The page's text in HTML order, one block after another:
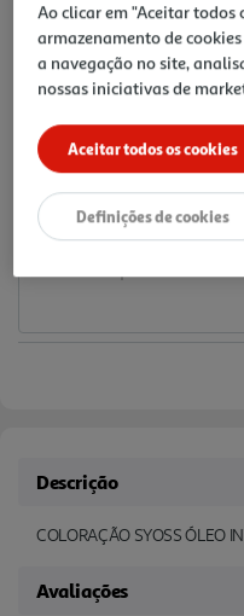
para
a
mesma
página.
-39%
7,49 €
Promoção:
Notas de preparação
Descrição
COLORAÇÃO SYOSS ÓLEO
Avaliações
Ao clicar em "Aceitar todos
armazenamento de
a navegação no site,
nossas iniciativas de
Aceitar todos os cookies
Definições de cookies